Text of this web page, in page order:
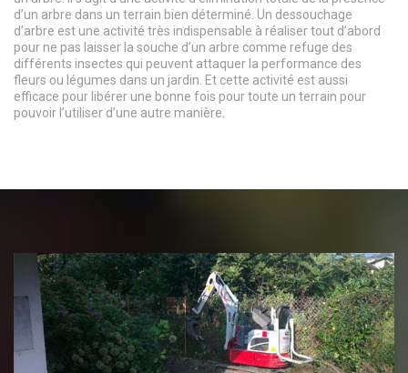
d’un arbre dans un terrain bien déterminé. Un dessouchage
d’arbre est une activité très indispensable à réaliser tout d’abord
pour ne pas laisser la souche d’un arbre comme refuge des
différents insectes qui peuvent attaquer la performance des
fleurs ou légumes dans un jardin. Et cette activité est aussi
efficace pour libérer une bonne fois pour toute un terrain pour
pouvoir l’utiliser d’une autre manière.